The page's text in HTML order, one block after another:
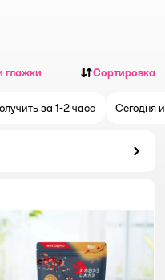
глажки Сортировка
за 1-2 часа Сегодня